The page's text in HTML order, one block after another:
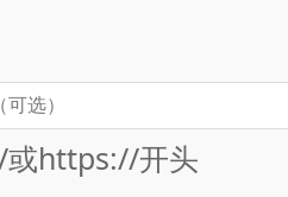
https://开头